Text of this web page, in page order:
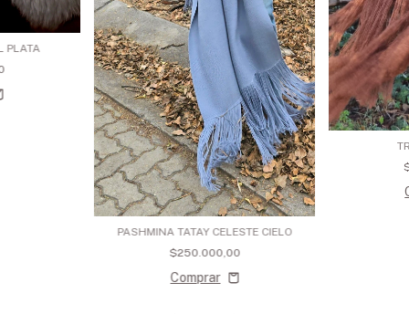
PLATA
PASHMINA TATAY CELESTE CIELO
$250.000,00